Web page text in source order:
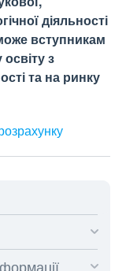
діяльності
вступникам
з
та на ринку